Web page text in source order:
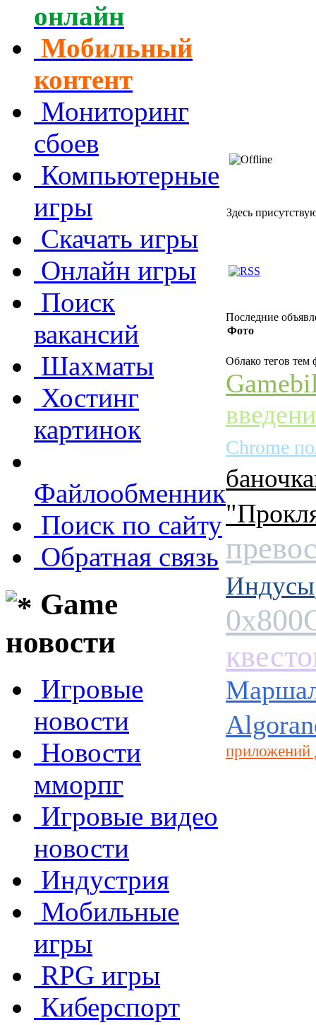
онлайн
Мобильный
контент
Мониторинг
сбоев
Компьютерные
игры
Скачать игры
Онлайн игры
Поиск
вакансий
Шахматы
Хостинг
картинок
Файлообменник
Поиск по сайту
Обратная связь
Game
новости
Игровые
новости
Новости
мморпг
Игровые видео
новости
Индустрия
Мобильные
игры
RPG игры
Киберспорт
Здесь
Последние
Фото
Облако тегов тем
Chrome
Индусы
приложений